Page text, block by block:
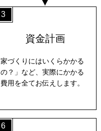
3
資金計画
家づくりにはいくらかかる
の？」など、実際にかかる
費用を全てお伝えします。
6